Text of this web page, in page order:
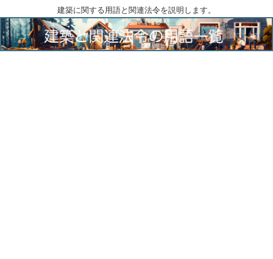
建築に関する用語と関連法令を説明します。